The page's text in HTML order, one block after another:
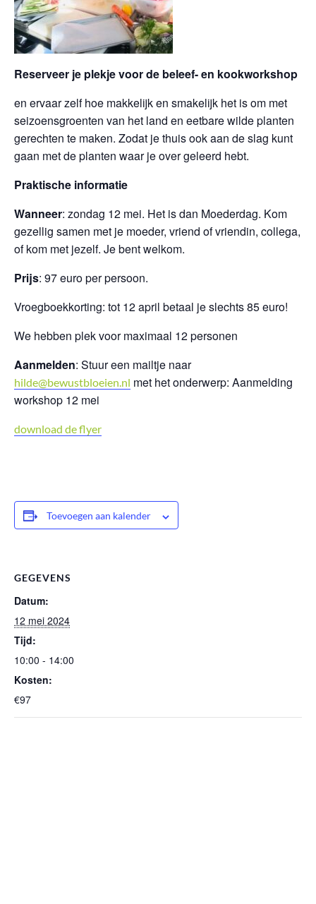
Reserveer je plekje voor de beleef- en kookworkshop
en ervaar zelf hoe makkelijk en smakelijk het is om met
seizoensgroenten van het land en eetbare wilde planten
gerechten te maken. Zodat je thuis ook aan de slag kunt
gaan met de planten waar je over geleerd hebt.
Praktische informatie
Wanneer: zondag 12 mei. Het is dan Moederdag. Kom
gezellig samen met je moeder, vriend of vriendin, collega,
of kom met jezelf. Je bent welkom.
Prijs: 97 euro per persoon.
Vroegboekkorting: tot 12 april betaal je slechts 85 euro!
We hebben plek voor maximaal 12 personen
Aanmelden: Stuur een mailtje naar
hilde@bewustbloeien.nl met het onderwerp: Aanmelding
workshop 12 mei
download de flyer
Toevoegen aan kalender
GEGEVENS
Datum:
12 mei 2024
Tijd:
10:00 - 14:00
Kosten:
€97